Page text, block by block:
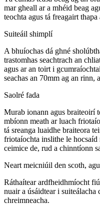
mar gheall ar a mhéid beag
teochta agus tá freagairt thapa
Suiteáil shimplí
A bhuíochas dá ghné
trastomhas seachtrach an
agus ar an toirt i
seachas an 70mm ag an
Saolré fada
Murab ionann agus braiteoirí
mbíonn meath ar luach
tá sreanga luaidhe braiteora
friotaíochta inslithe le hocsaíd
ceimice de, rud a chinntíonn
Neart meicniúil den scoth,
Ráthaítear ardfheidhmíocht
nuair a úsáidtear i suiteálacha
chreimneacha.